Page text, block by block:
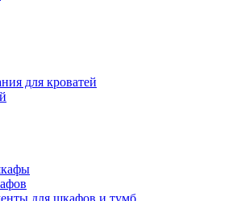
для кроватей
для шкафов и тумб